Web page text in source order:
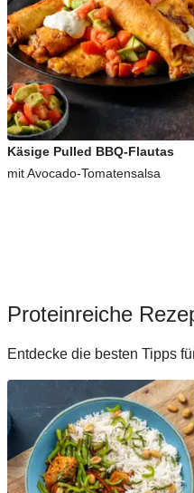
Käsige Pulled BBQ-Flautas
mit Avocado-Tomatensalsa
Proteinreiche
Entdecke die besten Tipps